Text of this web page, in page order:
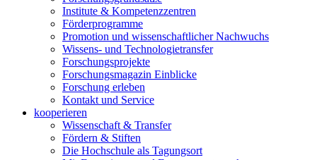
Institute & Kompetenzzentren
Förderprogramme
Promotion und wissenschaftlicher Nachwuchs
Wissens- und Technologietransfer
Forschungsprojekte
Forschungsmagazin Einblicke
Forschung erleben
Kontakt und Service
kooperieren
Wissenschaft & Transfer
Fördern & Stiften
Die Hochschule als Tagungsort